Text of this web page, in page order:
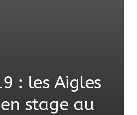
: les Aigles
stage au